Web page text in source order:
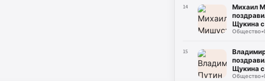
14
Михаил
Щукина
Общество•
15
Щукина
Общество•